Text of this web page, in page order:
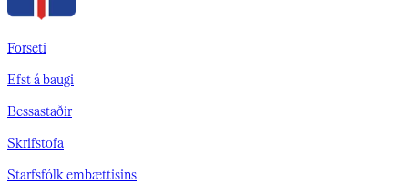
Forseti
Efst á baugi
Bessastaðir
Skrifstofa
Starfsfólk embættisins